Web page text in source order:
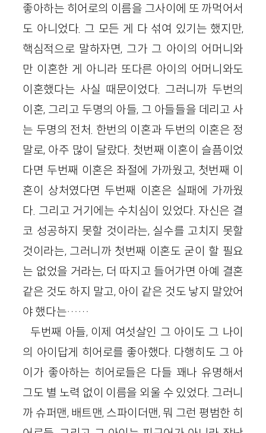
좋아하는 히어로의 이름을 그사이에 또 까먹어서
도 아니었다. 그 모든 게 다 섞여 있기는 했지만,
핵심적으로 말하자면, 그가 그 아이의 어머니와
만 이혼한 게 아니라 또다른 아이의 어머니와도
이혼했다는 사실 때문이었다. 그러니까 두번의
이혼, 그리고 두명의 아들, 그 아들들을 데리고 사
는 두명의 전처. 한번의 이혼과 두번의 이혼은 정
말로, 아주 많이 달랐다. 첫번째 이혼이 슬픔이었
다면 두번째 이혼은 좌절에 가까웠고, 첫번째 이
혼이 상처였다면 두번째 이혼은 실패에 가까웠
다. 그리고 거기에는 수치심이 있었다. 자신은 결
코 성공하지 못할 것이라는, 실수를 고치지 못할
것이라는, 그러니까 첫번째 이혼도 굳이 할 필요
는 없었을 거라는, 더 따지고 들어가면 아예 결혼
같은 것도 하지 말고, 아이 같은 것도 낳지 말았어
야 했다는……
두번째 아들, 이제 여섯살인 그 아이도 그 나이
의 아이답게 히어로를 좋아했다. 다행히도 그 아
이가 좋아하는 히어로들은 다들 꽤나 유명해서
그도 별 노력 없이 이름을 외울 수 있었다. 그러니
까 슈퍼맨, 배트맨, 스파이더맨, 뭐 그런 평범한 히